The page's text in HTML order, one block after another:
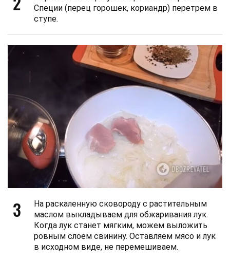
Специи (перец горошек, кориандр) перетрем в
ступе.
3
На раскаленную сковороду с растительным
маслом выкладываем для обжаривания лук.
Когда лук станет мягким, можем выложить
ровным слоем свинину. Оставляем мясо и лук
в исходном виде, не перемешиваем.